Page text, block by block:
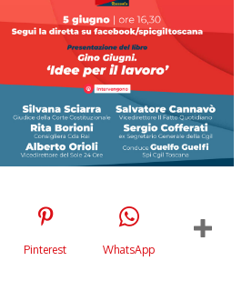
Pinterest WhatsApp